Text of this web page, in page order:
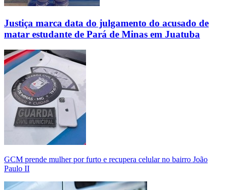
Justiça marca data do julgamento do acusado de
matar estudante de Pará de Minas em Juatuba
GCM prende mulher por furto e recupera celular no bairro João
Paulo II